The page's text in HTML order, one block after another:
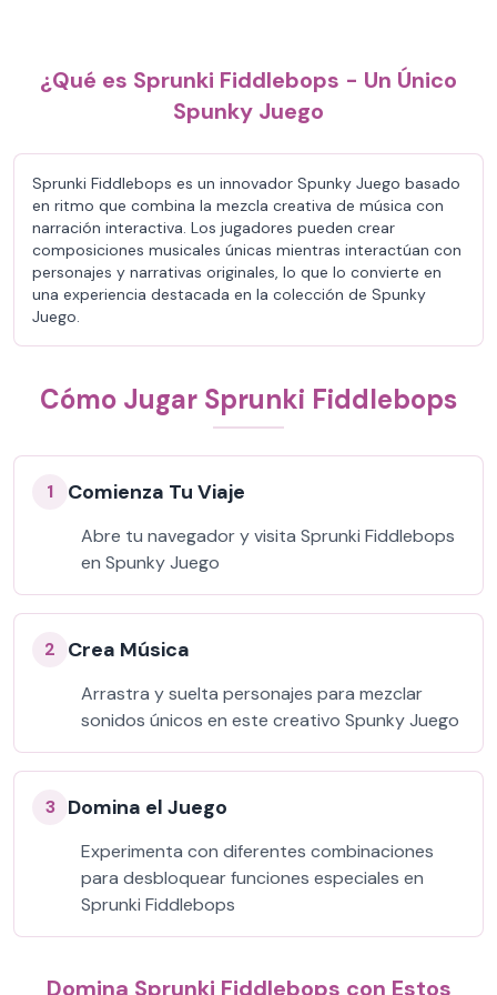
¿Qué es Sprunki Fiddlebops - Un Único
Spunky Juego
Sprunki Fiddlebops es un innovador Spunky Juego basado
en ritmo que combina la mezcla creativa de música con
narración interactiva. Los jugadores pueden crear
composiciones musicales únicas mientras interactúan con
personajes y narrativas originales, lo que lo convierte en
una experiencia destacada en la colección de Spunky
Juego.
Cómo Jugar Sprunki Fiddlebops
1 Comienza Tu Viaje
Abre tu navegador y visita Sprunki Fiddlebops
en Spunky Juego
2 Crea Música
Arrastra y suelta personajes para mezclar
sonidos únicos en este creativo Spunky Juego
3 Domina el Juego
Experimenta con diferentes combinaciones
para desbloquear funciones especiales en
Sprunki Fiddlebops
Domina Sprunki Fiddlebops con Estos